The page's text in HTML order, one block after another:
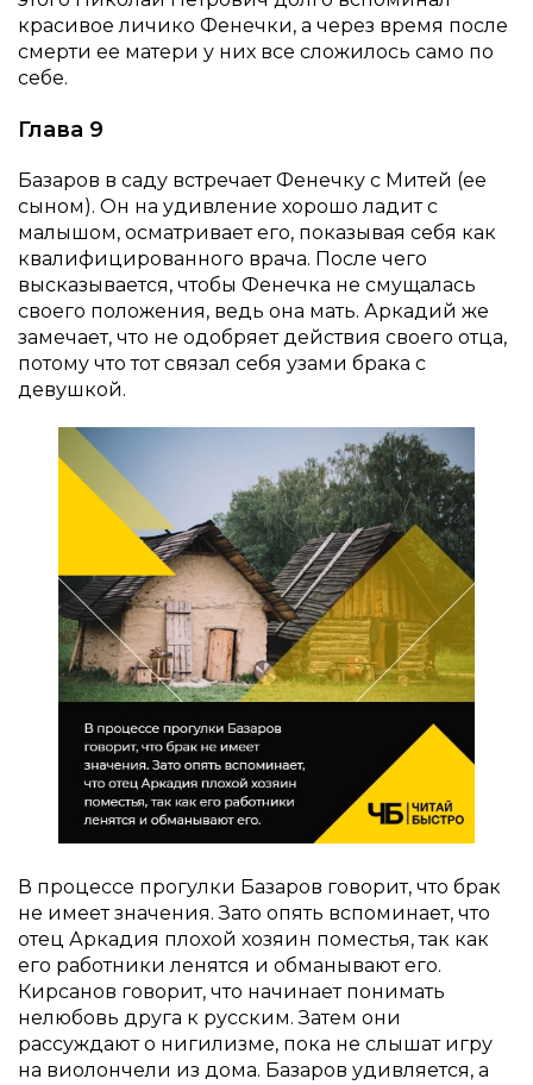
красивое личико Фенечки, а через время после
смерти ее матери у них все сложилось само по
себе.
Глава 9
Базаров в саду встречает Фенечку с Митей (ее
сыном). Он на удивление хорошо ладит с
малышом, осматривает его, показывая себя как
квалифицированного врача. После чего
высказывается, чтобы Фенечка не смущалась
своего положения, ведь она мать. Аркадий же
замечает, что не одобряет действия своего отца,
потому что тот связал себя узами брака с
девушкой.
В процессе прогулки Базаров говорит, что брак
не имеет значения. Зато опять вспоминает, что
отец Аркадия плохой хозяин поместья, так как
его работники ленятся и обманывают его.
Кирсанов говорит, что начинает понимать
нелюбовь друга к русским. Затем они
рассуждают о нигилизме, пока не слышат игру
на виолончели из дома. Базаров удивляется, а